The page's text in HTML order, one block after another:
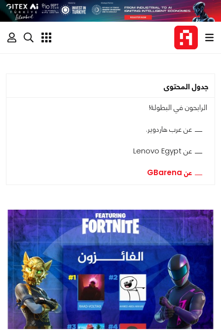
جدول المحتوى
الرابحون في البطولة!
عن عرب هاردوير.
عن Lenovo Egypt
عن GBarena